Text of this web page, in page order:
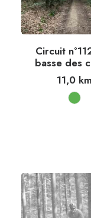
Circuit
basse des
11,0km